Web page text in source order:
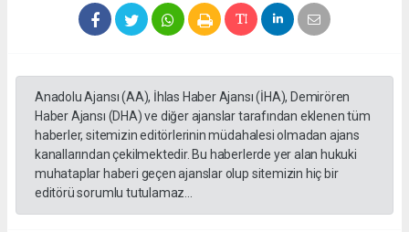
Anadolu Ajansı (AA), İhlas Haber Ajansı (İHA), Demirören
Haber Ajansı (DHA) ve diğer ajanslar tarafından eklenen tüm
haberler, sitemizin editörlerinin müdahalesi olmadan ajans
kanallarından çekilmektedir. Bu haberlerde yer alan hukuki
muhataplar haberi geçen ajanslar olup sitemizin hiç bir
editörü sorumlu tutulamaz...